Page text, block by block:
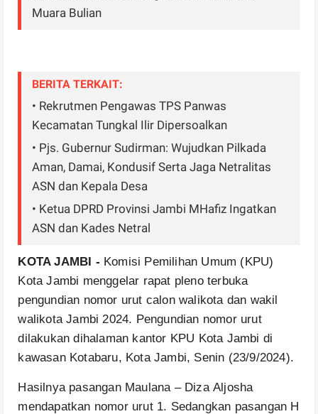
Muara Bulian
BERITA TERKAIT:
• Rekrutmen Pengawas TPS Panwas
Kecamatan Tungkal Ilir Dipersoalkan
• Pjs. Gubernur Sudirman: Wujudkan Pilkada
Aman, Damai, Kondusif Serta Jaga Netralitas
ASN dan Kepala Desa
• Ketua DPRD Provinsi Jambi MHafiz Ingatkan
ASN dan Kades Netral
KOTA JAMBI - Komisi Pemilihan Umum (KPU)
Kota Jambi menggelar rapat pleno terbuka
pengundian nomor urut calon walikota dan wakil
walikota Jambi 2024. Pengundian nomor urut
dilakukan dihalaman kantor KPU Kota Jambi di
kawasan Kotabaru, Kota Jambi, Senin (23/9/2024).
Hasilnya pasangan Maulana – Diza Aljosha
mendapatkan nomor urut 1. Sedangkan pasangan H